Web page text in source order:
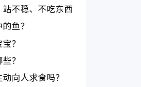
不稳、不吃东西
鱼？
？
？
向人求食吗？